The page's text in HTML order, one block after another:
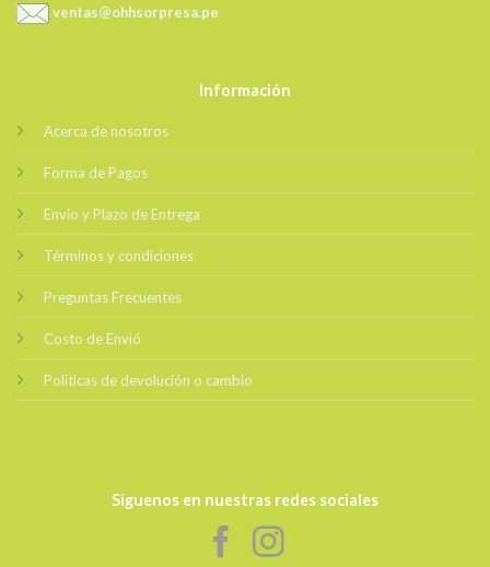
ventas@ohhsorpresa.pe
Información
Acerca de nosotros
Forma de Pagos
Envio y Plazo de Entrega
Términos y condiciones
Preguntas Frecuentes
Costo de Envió
Políticas de devolución o cambio
Siguenos en nuestras redes sociales